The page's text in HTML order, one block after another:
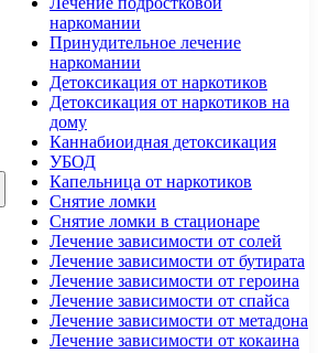
наркомании
Принудительное лечение
наркомании
Детоксикация от наркотиков
Детоксикация от наркотиков на
дому
Каннабиоидная детоксикация
УБОД
Капельница от наркотиков
Снятие ломки
Снятие ломки в стационаре
Лечение зависимости от солей
Лечение зависимости от бутирата
Лечение зависимости от героина
Лечение зависимости от спайса
Лечение зависимости от метадона
Лечение зависимости от кокаина